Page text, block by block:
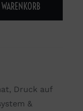
Druck auf
&